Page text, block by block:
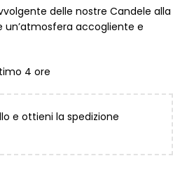
delle nostre Candele alla
accogliente e
4 ore
e ottieni la spedizione